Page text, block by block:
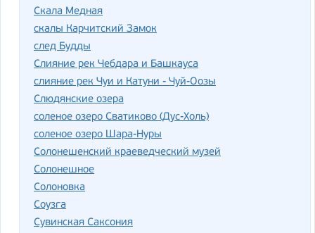
Скала Медная
скалы Карчитский Замок
след Будды
Слияние рек Чебдара и Башкауса
слияние рек Чуи и Катуни - Чуй-Оозы
Слюдянские озера
соленое озеро Сватиково (Дус-Холь)
соленое озеро Шара-Нуры
Солонешенский краеведческий музей
Солонешное
Солоновка
Соузга
Сувинская Саксония